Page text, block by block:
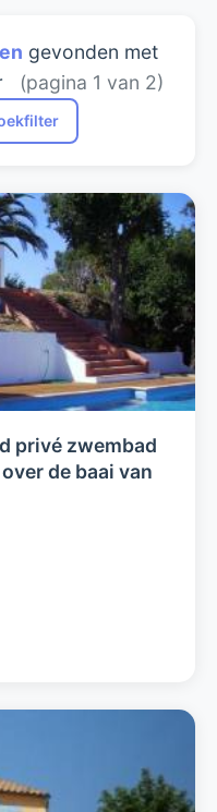
gevonden met
(pagina 1 van 2)
privé zwembad
de baai van